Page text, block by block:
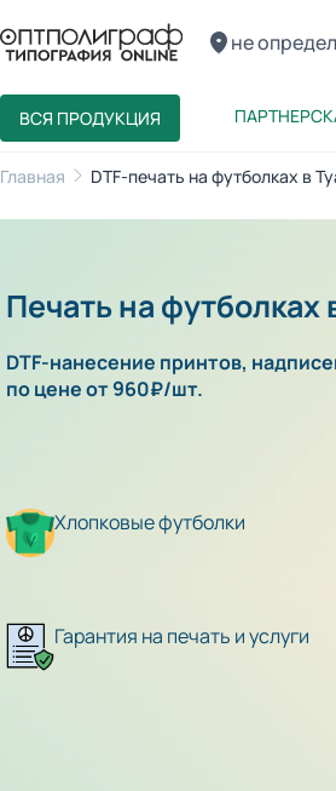
не
ВСЯ ПРОДУКЦИЯ
Главная DTF-печать на футболках в
Печать на футболках
DTF-нанесение принтов,
по цене от 960₽/шт.
Хлопковые футболки
Гарантия на печать и услуги